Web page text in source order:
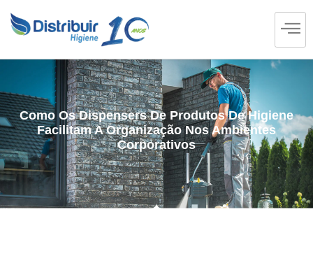
Como Os Dispensers De Produtos De Higiene
Facilitam A Organização Nos Ambientes
Corporativos